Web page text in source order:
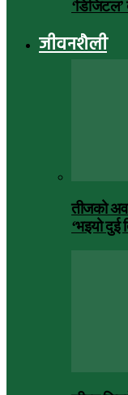
‘डिजिटल’
जीवनशैली
तीजको
‘भइयो दुई